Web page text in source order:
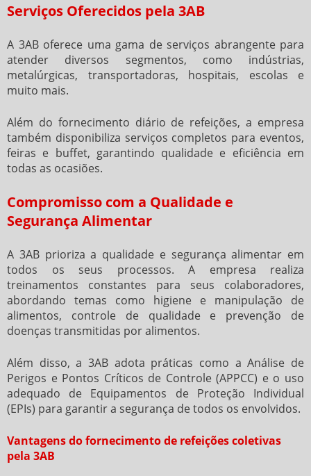
Serviços Oferecidos pela 3AB
A 3AB oferece uma gama de serviços abrangente para
atender diversos segmentos, como indústrias,
metalúrgicas, transportadoras, hospitais, escolas e
muito mais.
Além do fornecimento diário de refeições, a empresa
também disponibiliza serviços completos para eventos,
feiras e buffet, garantindo qualidade e eficiência em
todas as ocasiões.
Compromisso com a Qualidade e
Segurança Alimentar
A 3AB prioriza a qualidade e segurança alimentar em
todos os seus processos. A empresa realiza
treinamentos constantes para seus colaboradores,
abordando temas como higiene e manipulação de
alimentos, controle de qualidade e prevenção de
doenças transmitidas por alimentos.
Além disso, a 3AB adota práticas como a Análise de
Perigos e Pontos Críticos de Controle (APPCC) e o uso
adequado de Equipamentos de Proteção Individual
(EPIs) para garantir a segurança de todos os envolvidos.
Vantagens do fornecimento de refeições coletivas
pela 3AB